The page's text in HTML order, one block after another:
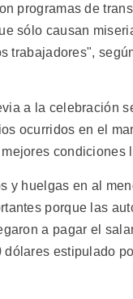
programas de
sólo causan
trabajadores",
a la celebración
ocurridos en el
condiciones
y huelgas en al
porque las
a pagar el
dólares estipulado